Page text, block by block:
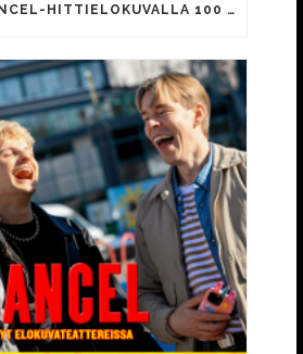
SOMEAJAN CANCEL-HITTIELOKUVALLA 100 000 KATSOJAA!